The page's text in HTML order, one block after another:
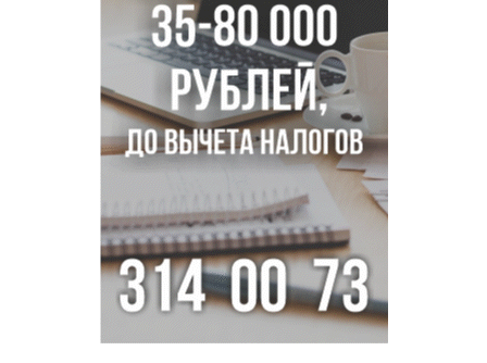
В Новосибирске минздрав объявил бесплатную
диспансеризацию для 65-летних